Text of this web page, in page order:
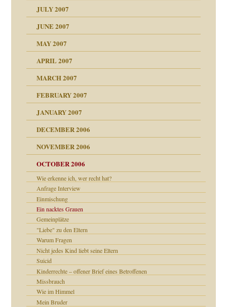
in meiner
JULY 2007
JUNE 2007
wäre. . .
MAY 2007
APRIL 2007
MARCH 2007
FEBRUARY 2007
JANUARY 2007
DECEMBER 2006
NOVEMBER 2006
OCTOBER 2006
Wie erkenne ich, wer recht hat?
Anfrage Interview
Einmischung
Ein nacktes Grauen
Gemeinplätze
"Liebe" zu den Eltern
Warum Fragen
Nicht jedes Kind liebt seine Eltern
Suicid
Kinderrechte – offener Brief eines Betroffenen
Missbrauch
Wie im Himmel
Mein Bruder